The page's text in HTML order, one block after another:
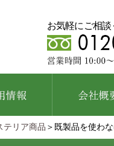
お気軽にご相
リア商品 ＞既製品を使わ